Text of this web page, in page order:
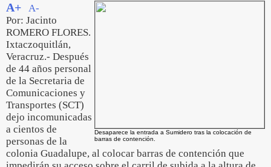
Desaparece la entrada a Sumidero tras la colocación de
barras de contención.
A+
A-
Por: Jacinto
ROMERO FLORES.
Ixtaczoquitlán,
Veracruz.- Después
de 44 años personal
de la Secretaria de
Comunicaciones y
Transportes (SCT)
dejo incomunicadas
a cientos de
personas de la
colonia Guadalupe, al colocar barras de contención que